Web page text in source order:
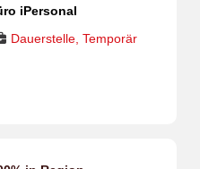
iPersonal
Dauerstelle, Temporär